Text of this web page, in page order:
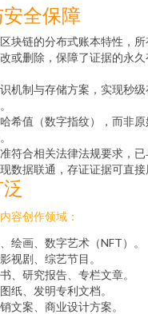
全保障
区块链的分布式账本特性，
或删除，保障了证据的永
机制与存储方案，实现秒
希值（数字指纹），而非
符合相关法律法规要求，
数据联通，存证证据可直接
容创作领域：
绘画、数字艺术（NFT）。
视剧、综艺节目。
、研究报告、专栏文章。
纸、发明专利文档。
文案、商业设计方案。